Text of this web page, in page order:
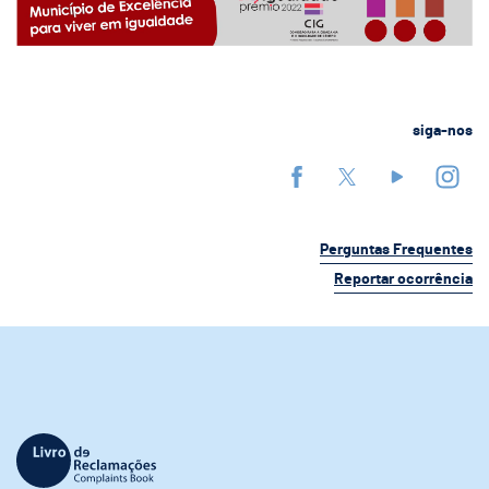
siga-nos
Perguntas Frequentes
Reportar ocorrência